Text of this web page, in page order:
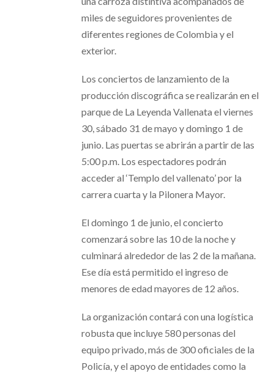
miles de seguidores provenientes de
diferentes regiones de Colombia y el
exterior.
Los conciertos de lanzamiento de la
producción discográfica se realizarán en el
parque de La Leyenda Vallenata el viernes
30, sábado 31 de mayo y domingo 1 de
junio. Las puertas se abrirán a partir de las
5:00 p.m. Los espectadores podrán
acceder al ‘Templo del vallenato’ por la
carrera cuarta y la Pilonera Mayor.
El domingo 1 de junio, el concierto
comenzará sobre las 10 de la noche y
culminará alrededor de las 2 de la mañana.
Ese día está permitido el ingreso de
menores de edad mayores de 12 años.
La organización contará con una logística
robusta que incluye 580 personas del
equipo privado, más de 300 oficiales de la
Policía, y el apoyo de entidades como la